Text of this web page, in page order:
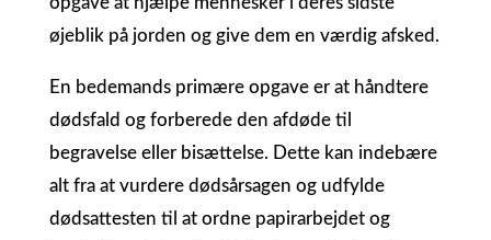
øjeblik på jorden og give dem en værdig afsked.
En bedemands primære opgave er at håndtere
dødsfald og forberede den afdøde til
begravelse eller bisættelse. Dette kan indebære
alt fra at vurdere dødsårsagen og udfylde
dødsattesten til at ordne papirarbejdet og